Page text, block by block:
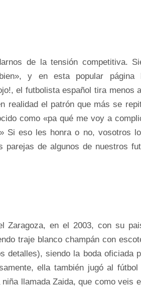
de la tensión competitiva.
y en esta popular página
el futbolista español tira menos
realidad el patrón que más se
como «pa qué me voy a
Si eso les honra o no, vosotros
de algunos de nuestros
Zaragoza, en el 2003, con su
traje blanco champán con
detalles), siendo la boda oficiada
ella también jugó al
llamada Zaida, que como veis